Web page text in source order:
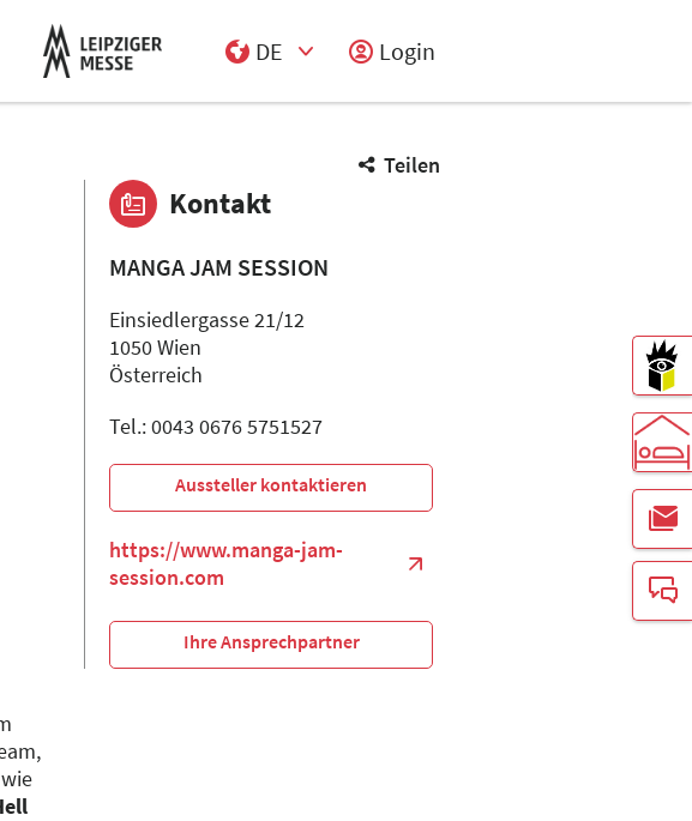
DE
Login
Teilen
Kontakt
MANGA JAM SESSION
Einsiedlergasse 21/12
1050 Wien
Österreich
Tel.: 0043 0676 5751527
Aussteller kontaktieren
https://www.manga-jam-
session.com
Ihre Ansprechpartner